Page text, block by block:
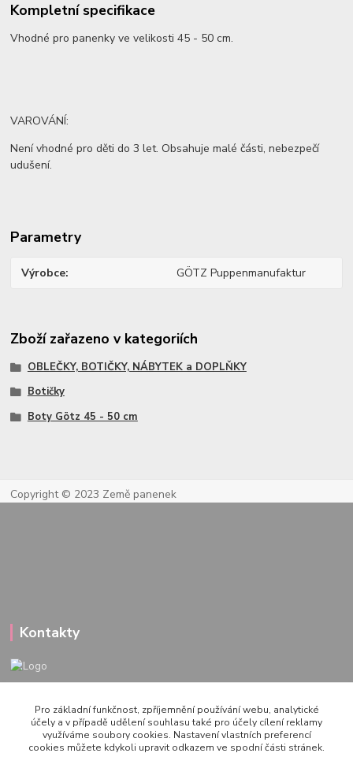
Kompletní specifikace
Vhodné pro panenky ve velikosti 45 - 50 cm.
VAROVÁNÍ:
Není vhodné pro děti do 3 let. Obsahuje malé části, nebezpečí
udušení.
Parametry
Výrobce GÖTZ Puppenmanufaktur
Zboží zařazeno v kategoriích
OBLEČKY, BOTIČKY, NÁBYTEK a DOPLŇKY
Botičky
Boty Götz 45 - 50 cm
Copyright © 2023 Země panenek
Kontakty
PO-PÁ 10-20h., SO+NE 14-20h.
zemepanenek@gmail.com
Pro základní funkčnost, zpříjemnění používání webu, analytické
účely a v případě udělení souhlasu také pro účely cílení reklamy
využíváme soubory cookies. Nastavení vlastních preferencí
cookies můžete kdykoli upravit odkazem ve spodní části stránek.